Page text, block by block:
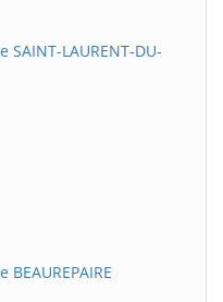
LAURENT-DU-